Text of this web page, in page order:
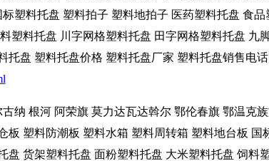
塑料托盘 塑料拍子 塑料地拍子 医药塑料托盘 食
塑料托盘 川字网格塑料托盘 田字网格塑料托盘 九
盘 塑料托盘价格 塑料托盘厂家 塑料托盘销售电话
纳 根河 阿荣旗 莫力达瓦达斡尔 鄂伦春旗 鄂温克
板 塑料防潮板 塑料水箱 塑料周转箱 塑料地台板 国
盘 货架塑料托盘 面粉塑料托盘 大米塑料托盘 饲料